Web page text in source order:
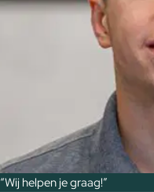
“Wij helpen je graag!”